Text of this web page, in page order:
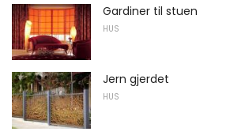
Gardiner til stuen
HUS
Jern gjerdet
HUS